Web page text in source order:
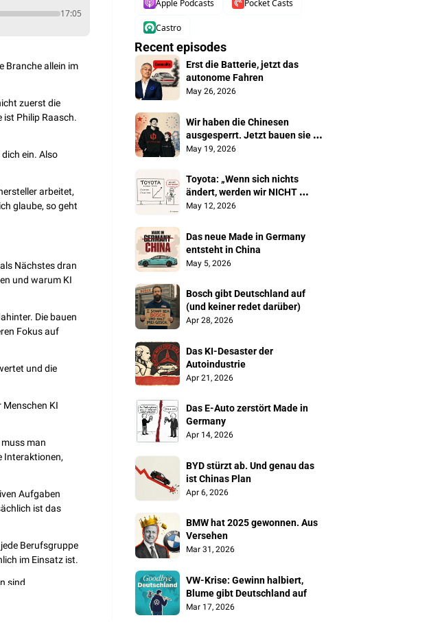
17:05
Branche allein im
zuerst die
ist Philip Raasch.
ein. Also
arbeitet,
glaube, so geht
Nächstes dran
und warum KI
Die bauen
Fokus auf
und die
KI
man
Interaktionen,
Aufgaben
ist das
Berufsgruppe
im Einsatz ist.
sind
Apple Podcasts Pocket Casts
Castro
Recent episodes
Erst die Batterie, jetzt das
autonome Fahren
May 26, 2026
Wir haben die Chinesen
ausgesperrt. Jetzt bauen sie
unsere Autos
May 19, 2026
Toyota: „Wenn sich nichts
ändert, werden wir NICHT
überleben"
May 12, 2026
Das neue Made in Germany
entsteht in China
May 5, 2026
Bosch gibt Deutschland auf
(und keiner redet darüber)
Apr 28, 2026
Das KI-Desaster der
Autoindustrie
Apr 21, 2026
Das E-Auto zerstört Made in
Germany
Apr 14, 2026
BYD stürzt ab. Und genau das
ist Chinas Plan
Apr 6, 2026
BMW hat 2025 gewonnen. Aus
Versehen
Mar 31, 2026
VW-Krise: Gewinn halbiert,
Blume gibt Deutschland auf
Mar 17, 2026